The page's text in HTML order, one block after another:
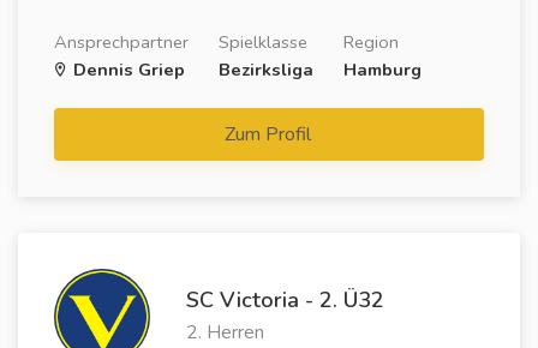
Ansprechpartner
Dennis Griep
Spielklasse
Bezirksliga
Region
Hamburg
Zum Profil
SC Victoria - 2. Ü32
2. Herren